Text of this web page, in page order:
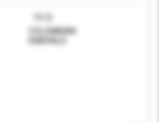
COLOMBIAN